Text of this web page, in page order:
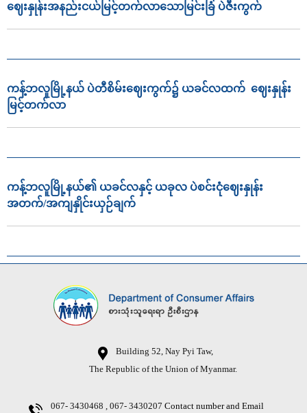
ဈေးနှုန်းအနည်းငယ်မြင့်တက်လာသောမြင်းခြံ ပဲဇီးကွက်
ကန့်ဘလူမြို့နယ် ပဲတီစိမ်းဈေးကွက်၌ ယခင်လထက် ဈေးနှုန်း
မြင့်တက်လာ
ကန့်ဘလူမြို့နယ်၏ ယခင်လနှင့် ယခုလ ပဲစင်းငုံဈေးနှုန်း
အတက်/အကျနှိုင်းယှဉ်ချက်
Building 52, Nay Pyi Taw,
The Republic of the Union of Myanmar.
067- 3430468 , 067- 3430207 Contact number and Email